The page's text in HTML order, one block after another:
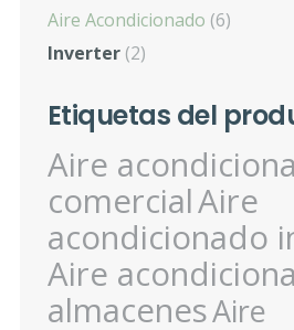
Aire Acondicionado (6)
Inverter (2)
Etiquetas del
Aire
comercialAire
acondicionado
Aire
almacenesAire